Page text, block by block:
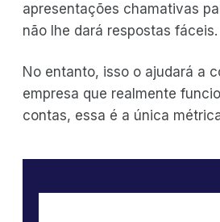
apresentações chamativas
não lhe dará respostas fáceis.
No entanto, isso o ajudará a
empresa que realmente
contas, essa é a única